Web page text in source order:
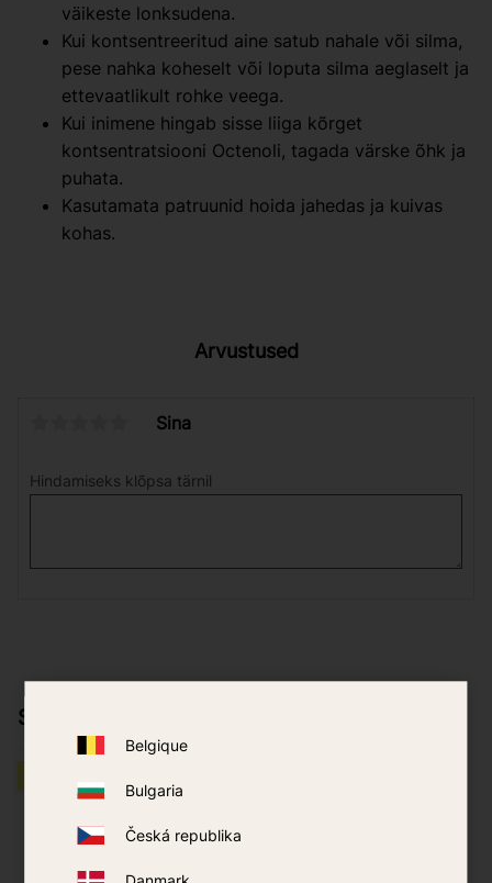
Belgique
Bulgaria
Česká republika
väikeste lonksudena.
Kui kontsentreeritud aine satub nahale või silma,
pese nahka koheselt või loputa silma aeglaselt ja
ettevaatlikult rohke veega.
Kui inimene hingab sisse liiga kõrget
kontsentratsiooni Octenoli, tagada värske õhk ja
puhata.
Kasutamata patruunid hoida jahedas ja kuivas
kohas.
Arvustused
Sina
Hindamiseks klõpsa tärnil
Sobib hästi koos